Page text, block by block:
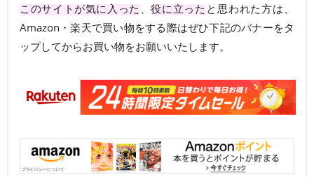
このサイトが気に入った 役に立った と思われた方は、
Amazon・楽天で買い物をする際はぜひ下記のバナーをタ
ップしてからお買い物をお願いいたします。